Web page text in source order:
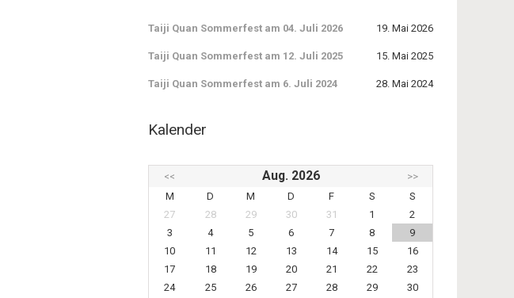
Taiji Quan Sommerfest am 04. Juli 2026 19. Mai 2026
Taiji Quan Sommerfest am 12. Juli 2025 15. Mai 2025
Taiji Quan Sommerfest am 6. Juli 2024 28. Mai 2024
Kalender
<< Aug. 2026
>>
M
D M D F S
S
27
28 29 30 31 1
2
3
4 5 6 7 8
9
10
11 12 13 14 15
16
17
18 19 20 21 22
23
24
25 26 27 28 29
30